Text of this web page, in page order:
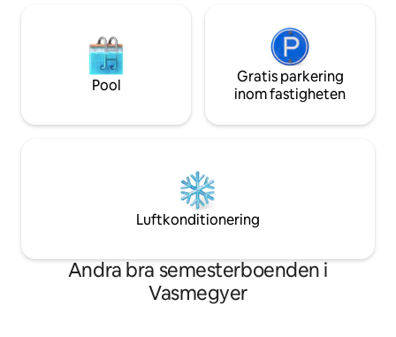
Pool
Gratis parkering
inom fastigheten
Luftkonditionering
Andra bra semesterboenden i
Vasmegyer